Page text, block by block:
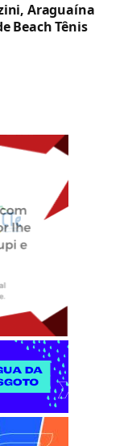
Araguaína
Beach Tênis